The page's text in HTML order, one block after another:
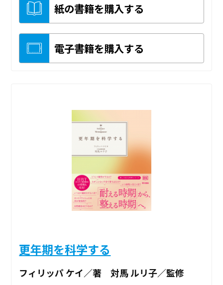
紙の書籍を購入する
電子書籍を購入する
更年期を科学する
フィリッパ ケイ／著 対馬 ルリ子／監修